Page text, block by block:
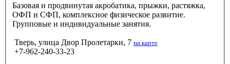
Базовая и продвинутая акробатика, прыжки, растяжка,
ОФП и СФП, комплексное физическое развитие.
Групповые и индивидуальные занятия.
Тверь, улица Двор Пролетарки, 7 на карте
+7-962-240-33-23